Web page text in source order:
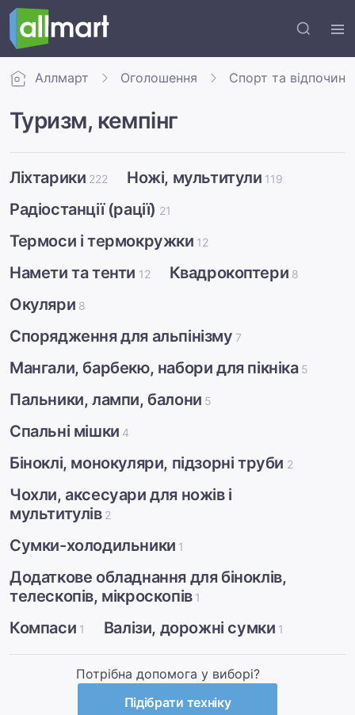
Аллмарт Оголошення Спорт та
Туризм, кемпінг
Ліхтарики 222 Ножі, мультитули 119
Радіостанції (рації) 21
Термоси і термокружки 12
Намети та тенти 12 Квадрокоптери 8
Окуляри 8
Спорядження для альпінізму 7
Мангали, барбекю, набори для пікніка 5
Пальники, лампи, балони 5
Спальні мішки 4
Біноклі, монокуляри, підзорні труби 2
Чохли, аксесуари для ножів і
мультитулів 2
Сумки-холодильники 1
Додаткове обладнання для біноклів,
телескопів, мікроскопів 1
Компаси 1 Валізи, дорожні сумки 1
Потрібна допомога у виборі?
Підібрати техніку